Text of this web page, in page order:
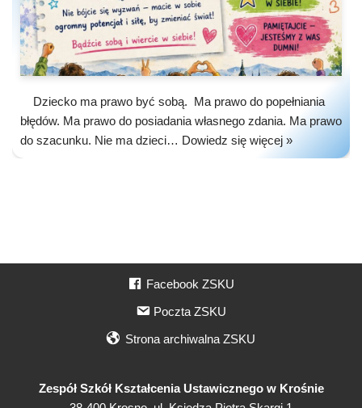
Dziecko ma prawo być sobą. Ma prawo do popełniania
błędów. Ma prawo do posiadania własnego zdania. Ma prawo
do szacunku. Nie ma dzieci… Dowiedz się więcej »
Facebook ZSKU
Poczta ZSKU
Strona archiwalna ZSKU
Zespół Szkół Kształcenia Ustawicznego w Krośnie